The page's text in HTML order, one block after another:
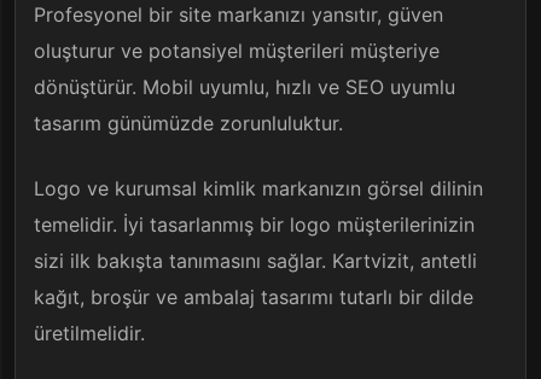
Profesyonel bir site markanızı yansıtır, güven
oluşturur ve potansiyel müşterileri müşteriye
dönüştürür. Mobil uyumlu, hızlı ve SEO uyumlu
tasarım günümüzde zorunluluktur.
Logo ve kurumsal kimlik markanızın görsel dilinin
temelidir. İyi tasarlanmış bir logo müşterilerinizin
sizi ilk bakışta tanımasını sağlar. Kartvizit, antetli
kağıt, broşür ve ambalaj tasarımı tutarlı bir dilde
üretilmelidir.